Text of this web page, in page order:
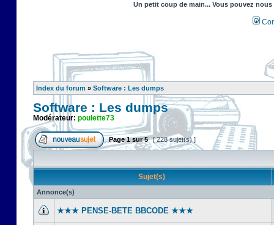
Un petit coup de main... Vous pouvez
Index du forum » Software : Les dumps
Software : Les dumps
Modérateur: poulette73
Page1sur5 [ 228 sujet(s) ]
Sujet(s)
Annonce(s)
★★★ PENSE-BETE BBCODE ★★★